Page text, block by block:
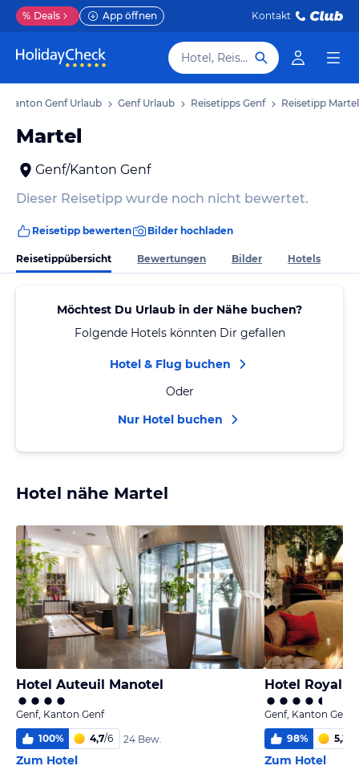
% Deals App öffnen Kontakt
Hotel, Reiseziel
Kanton Genf Urlaub Genf Urlaub Reisetipps Genf Reisetipp Martel
Martel
Genf/Kanton Genf
Dieser Reisetipp wurde noch nicht bewertet.
Reisetipp bewerten Bilder hochladen
Reisetippübersicht Bewertungen Bilder Hotels
Möchtest Du Urlaub in der Nähe buchen?
Folgende Hotels könnten Dir gefallen
Hotel & Flug buchen
Oder
Nur Hotel buchen
Hotel nähe Martel
Hotel Auteuil Manotel
Genf, Kanton Genf
100% 4,7/6 24 Bew.
Zum Hotel
Hotel Royal
Genf, Kanton Genf
98% 5,3
Zum Hotel